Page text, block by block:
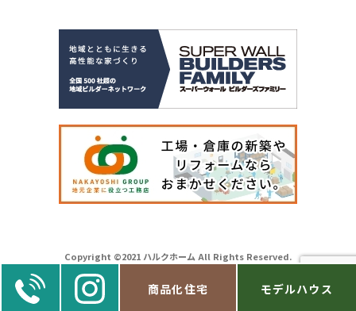
商品化住宅 モデルハウス
Copyright ©2021 ハルクホーム All Rights Reserved.